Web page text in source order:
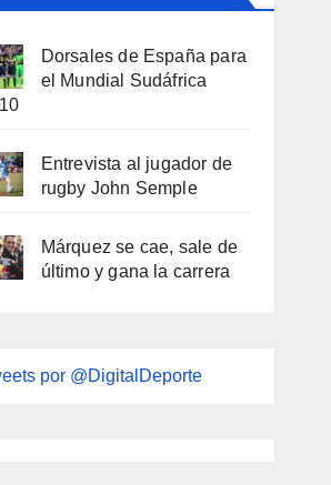
Dorsales de España para
el Mundial Sudáfrica
Entrevista al jugador de
rugby John Semple
Márquez se cae, sale de
último y gana la carrera
por @DigitalDeporte